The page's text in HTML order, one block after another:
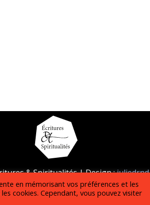
& Spiritualités | Design :juliedrnd
Mentions légales
en mémorisant vos préférences et les
cookies. Cependant, vous pouvez visiter